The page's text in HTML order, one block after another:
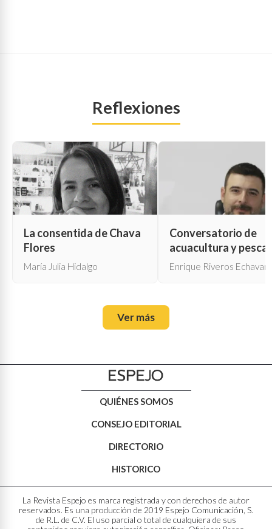
Reflexiones
La consentida de Chava
Flores
María Julia Hidalgo
Conversatorio de
acuacultura y pesca
Enrique Riveros
Ver más
QUIÉNES SOMOS
CONSEJO EDITORIAL
DIRECTORIO
HISTORICO
La Revista Espejo es marca registrada y con derechos de autor
reservados. Es una producción de 2019 Espejo Comunicación, S.
de R.L. de C.V. El uso parcial o total de cualquiera de sus